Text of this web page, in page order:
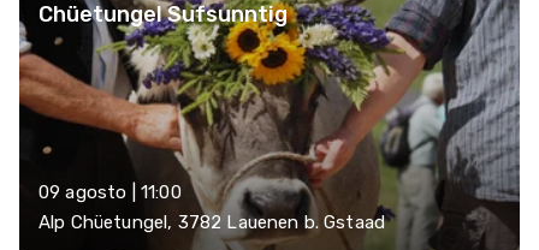
Chüetungel Sufsunntig
09 agosto | 11:00
Alp Chüetungel, 3782 Lauenen b. Gstaad